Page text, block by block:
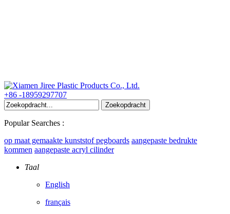
+86 -18959297707
Popular Searches :
op maat gemaakte kunststof pegboards aangepaste bedrukte
kommen aangepaste acryl cilinder
Taal
English
français